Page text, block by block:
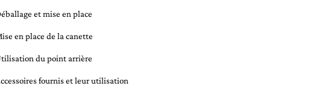
et mise en place
en place de la canette
du point arrière
fournis et leur utilisation